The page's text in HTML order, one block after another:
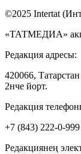
©2025 Intertat
«ТАТМЕДИА»
Редакция адресы:
420066,
2нче йорт.
Редакция
+7 (843) 222-0-
Редакциянең